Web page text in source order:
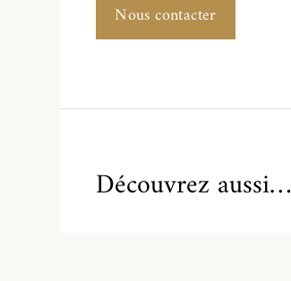
Nous contacter
Découvrez aussi…